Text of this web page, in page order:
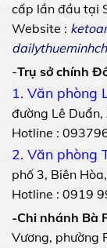
cấp lần đầu tại
Website :
-Trụ sở chính
1. Văn phòng
đường Lê
Hotline :
2. Văn phòng
phố 3, Biên
Hotline : 0919
-Chi nhánh Bà
Vương, phường